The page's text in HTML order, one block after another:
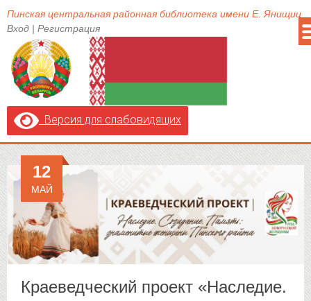
Пинская центральная районная библиотека имени Е. Янищиц
Вход | Регистрация
Версия для слабовидящих
Краеведческий проект «Наследие.
12
МАЙ